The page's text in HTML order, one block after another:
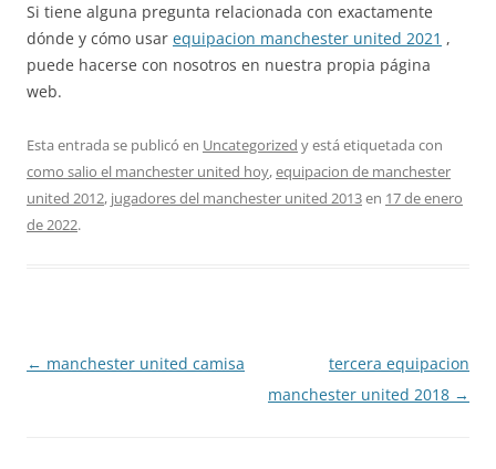
Si tiene alguna pregunta relacionada con exactamente
dónde y cómo usar equipacion manchester united 2021 ,
puede hacerse con nosotros en nuestra propia página
web.
Esta entrada se publicó en Uncategorized y está etiquetada con
como salio el manchester united hoy,equipacion de manchester
united 2012, jugadores del manchester united 2013en 17 de enero
de 2022.
Navegación
← manchester united camisa
tercera equipacion
manchester united 2018 →